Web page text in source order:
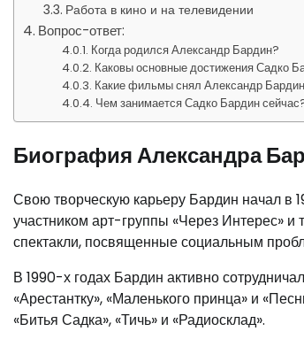
Работа в кино и на телевидении
Вопрос-ответ:
Когда родился Александр Бардин?
Каковы основные достижения Садко
Какие фильмы снял Александр
Чем занимается Садко Бардин
Биография Александра
Свою творческую карьеру Бардин начал в
участником арт-группы «Через Интерес»
спектакли, посвященные социальным
В 1990-х годах Бардин активно
«Арестантку», «Маленького принца» и
«Битья Садка», «Тичь» и «Радиосклад».